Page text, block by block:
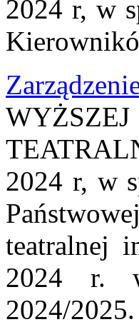
2024 r, w
2024 r, w
teatralnej
2024 r.
2024/2025.